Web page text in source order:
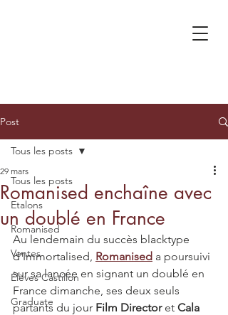
Post
Tous les posts
Etalons
Romanised
Ventes
Élèves Castillon
Graduate
Tous les posts
Romanised enchaîne avec
un doublé en France
29 mars
Au lendemain du succès blacktype
d’Immortalised, Romanised a poursuivi
sur sa lancée en signant un doublé en
France dimanche, ses deux seuls
partants du jour Film Director et Cala